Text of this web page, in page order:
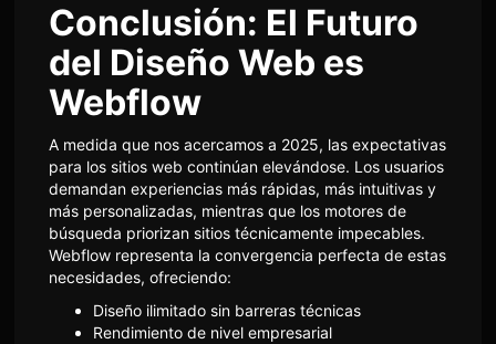
Conclusión: El Futuro
del Diseño Web es
Webflow
A medida que nos acercamos a 2025, las expectativas
para los sitios web continúan elevándose. Los usuarios
demandan experiencias más rápidas, más intuitivas y
más personalizadas, mientras que los motores de
búsqueda priorizan sitios técnicamente impecables.
Webflow representa la convergencia perfecta de estas
necesidades, ofreciendo:
Diseño ilimitado sin barreras técnicas
Rendimiento de nivel empresarial